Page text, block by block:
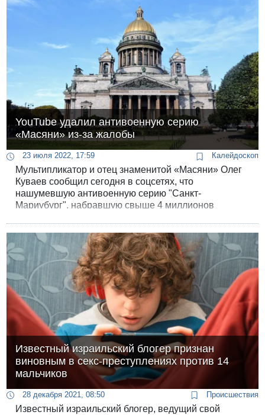
16 лет. YouTube подтвердил, что в течение
нескольких дней начнет принудительную блокировку
учетных записей несовершеннолетних.
YouTube удалил антивоенную серию
«Масяни» из-за жалобы
23 июля 2022, 17:59 Калейдоскоп
Мультипликатор и отец знаменитой «Масяни» Олег
Куваев сообщил сегодня в соцсетях, что
нашумевшую антивоенную серию "Санкт-
Мариубург", набравшую свыше 4 миллионов
Известный израильский блогер признан
виновным в секс-преступлениях против 14
мальчиков
28 декабря 2021, 08:50 Происшествия
Известный израильский блогер, ведущий свой